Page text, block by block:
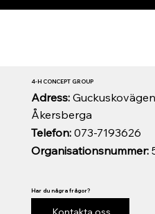
Organisationsnummer:
Telefon:073-7193626
Adress:
Åkersberga
4-H CONCEPT GROUP
Har du några frågor?